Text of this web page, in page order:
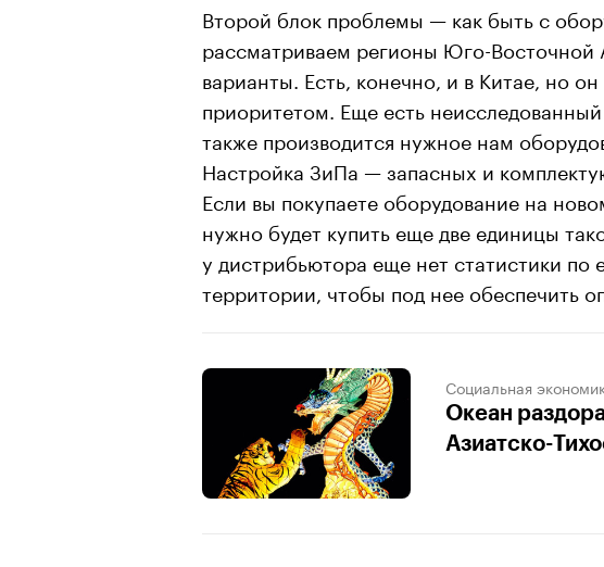
Второй блок проблемы — как быть с
рассматриваем регионы Юго-Восточной
варианты. Есть, конечно, и в Китае, но он
приоритетом. Еще есть
также производится нужное нам
Настройка ЗиПа — запасных и
Если вы покупаете оборудование на
нужно будет купить еще две единицы
у дистрибьютора еще нет статистики по
территории, чтобы под нее обеспечить
Социальная
Океан
Азиатско-